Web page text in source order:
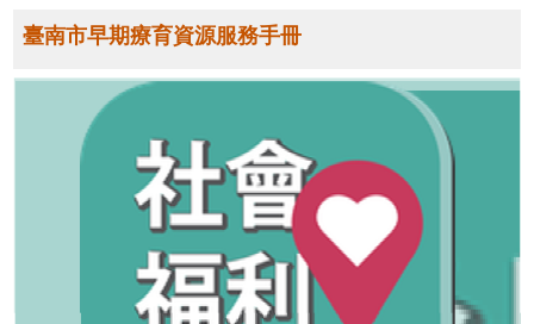
臺南市早期療育資源服務手冊